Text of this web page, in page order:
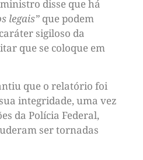
disse que há
legais” que podem
sigiloso da
que se coloque em
que o relatório foi
integridade, uma vez
da Polícia Federal,
ser tornadas